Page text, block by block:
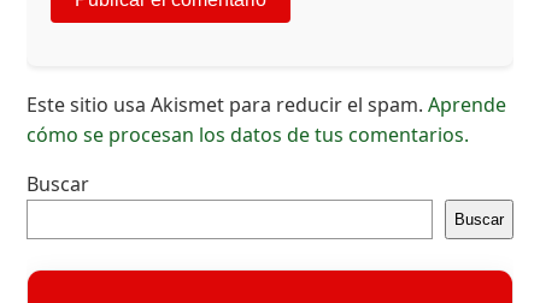
Este sitio usa Akismet para reducir el spam.Aprende
cómo se procesan los datos de tus comentarios.
Buscar
Buscar